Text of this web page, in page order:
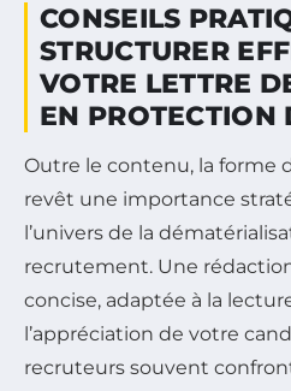
CONSEILS
STRUCTURER
VOTRE LETTRE
EN PROTECTION
Outre le contenu, la forme
revêt une importance
l’univers de la
recrutement. Une
concise, adaptée à la
l’appréciation de votre
recruteurs souvent